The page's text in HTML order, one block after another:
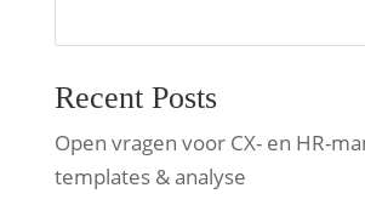
Recent Posts
Open vragen voor CX- en HR-
templates & analyse